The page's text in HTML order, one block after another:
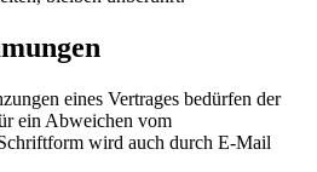
eines Vertrages bedürfen der
ein Abweichen vom
wird auch durch E-Mail